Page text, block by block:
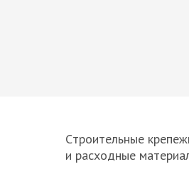
Cтроительные
и расходные